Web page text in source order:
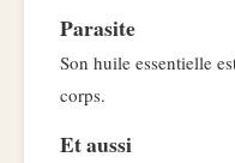
Parasite
Son huile essentielle
corps.
Et aussi